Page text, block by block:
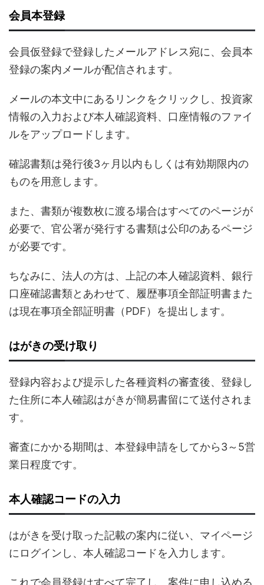
会員本登録
会員仮登録で登録したメールアドレス宛に、会員本
登録の案内メールが配信されます。
メールの本文中にあるリンクをクリックし、投資家
情報の入力および本人確認資料、口座情報のファイ
ルをアップロードします。
確認書類は発行後3ヶ月以内もしくは有効期限内の
ものを用意します。
また、書類が複数枚に渡る場合はすべてのページが
必要で、官公署が発行する書類は公印のあるページ
が必要です。
ちなみに、法人の方は、上記の本人確認資料、銀行
口座確認書類とあわせて、履歴事項全部証明書また
は現在事項全部証明書（PDF）を提出します。
はがきの受け取り
登録内容および提示した各種資料の審査後、登録し
た住所に本人確認はがきが簡易書留にて送付されま
す。
審査にかかる期間は、本登録申請をしてから3～5営
業日程度です。
本人確認コードの入力
はがきを受け取った記載の案内に従い、マイページ
にログインし、本人確認コードを入力します。
これで会員登録はすべて完了し、案件に申し込める